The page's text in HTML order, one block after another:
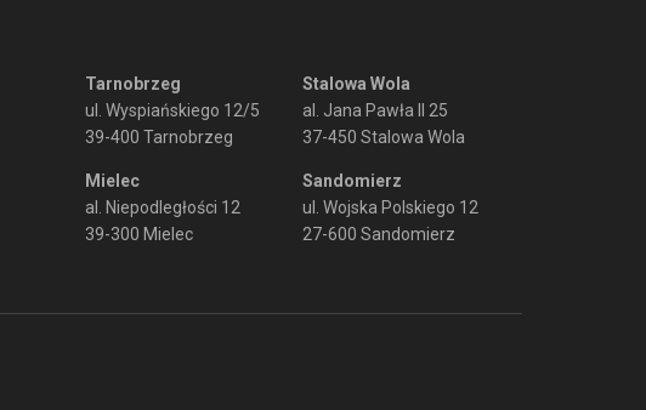
Tarnobrzeg
ul. Wyspiańskiego 12/5
39-400 Tarnobrzeg
Mielec
al. Niepodległości 12
39-300 Mielec
Stalowa Wola
al. Jana Pawła II 25
37-450 Stalowa Wola
Sandomierz
ul. Wojska Polskiego 12
27-600 Sandomierz